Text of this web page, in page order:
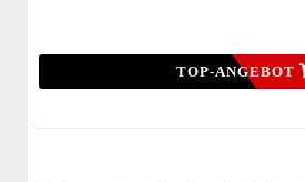
TOP-ANGEBOT